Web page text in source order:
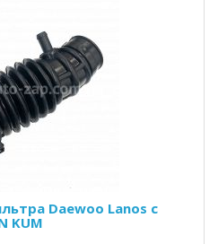
Daewoo Lanos с
KUM